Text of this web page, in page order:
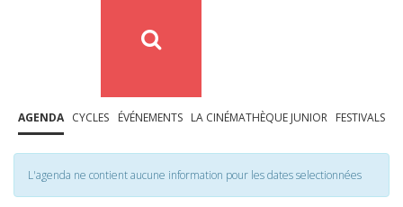
AGENDA CYCLES ÉVÉNEMENTS LA CINÉMATHÈQUE JUNIOR FESTIVALS
L'agenda ne contient aucune information pour les dates selectionnées